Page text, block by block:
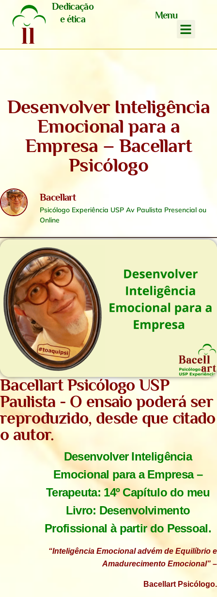
Dedicação
e ética
Menu
Desenvolver Inteligência
Emocional para a
Empresa – Bacellart
Psicólogo
Bacellart
Psicólogo Experiência USP Av Paulista Presencial ou
Online
Bacellart Psicólogo USP
Paulista - O ensaio poderá ser
reproduzido, desde que citado
o autor.
Desenvolver Inteligência
Emocional para a Empresa –
Terapeuta: 14º Capítulo do meu
Livro: Desenvolvimento
Profissional à partir do Pessoal.
“Inteligência Emocional advém de Equilíbrio e
Amadurecimento Emocional” –
Bacellart Psicólogo.